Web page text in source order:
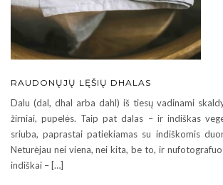
RAUDONŲJŲ LĘŠIŲ DHALAS
Dalu (dal, dhal arba dahl) iš tiesų vadinami
žirniai, pupelės. Taip pat dalas – ir indiškas
sriuba, paprastai patiekiamas su indiškomis
Neturėjau nei viena, nei kita, be to, ir
indiškai – […]